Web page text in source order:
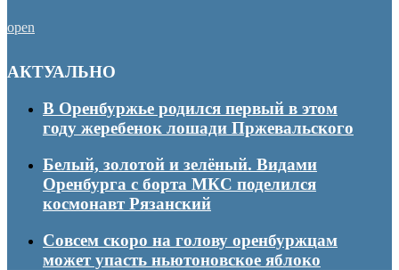
open
АКТУАЛЬНО
В Оренбуржье родился первый в этом
году жеребенок лошади Пржевальского
Белый, золотой и зелёный. Видами
Оренбурга с борта МКС поделился
космонавт Рязанский
Совсем скоро на голову оренбуржцам
может упасть ньютоновское яблоко